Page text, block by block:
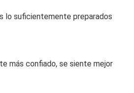
lo suficientemente preparados
más confiado, se siente mejor